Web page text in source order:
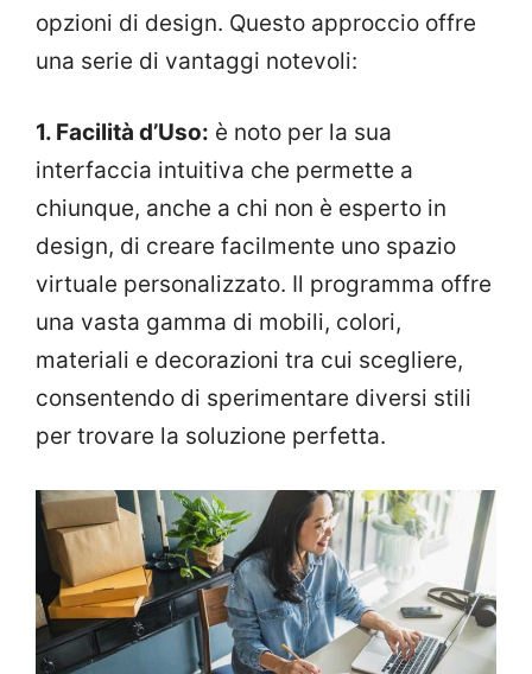
opzioni di design. Questo approccio offre
una serie di vantaggi notevoli:
1. Facilità d’Uso: è noto per la sua
interfaccia intuitiva che permette a
chiunque, anche a chi non è esperto in
design, di creare facilmente uno spazio
virtuale personalizzato. Il programma offre
una vasta gamma di mobili, colori,
materiali e decorazioni tra cui scegliere,
consentendo di sperimentare diversi stili
per trovare la soluzione perfetta.